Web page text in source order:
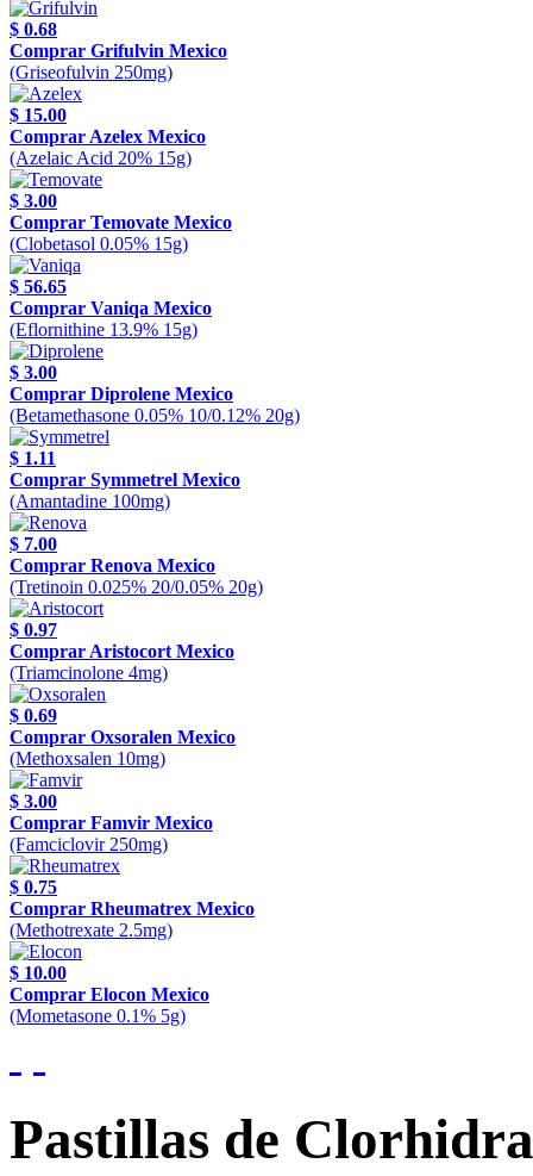
$ 0.68
Comprar Grifulvin Mexico
(Griseofulvin 250mg)
$ 15.00
Comprar Azelex Mexico
(Azelaic Acid 20% 15g)
$ 3.00
Comprar Temovate Mexico
(Clobetasol 0.05% 15g)
$ 56.65
Comprar Vaniqa Mexico
(Eflornithine 13.9% 15g)
$ 3.00
Comprar Diprolene Mexico
(Betamethasone 0.05% 10/0.12% 20g)
$ 1.11
Comprar Symmetrel Mexico
(Amantadine 100mg)
$ 7.00
Comprar Renova Mexico
(Tretinoin 0.025% 20/0.05% 20g)
$ 0.97
Comprar Aristocort Mexico
(Triamcinolone 4mg)
$ 0.69
Comprar Oxsoralen Mexico
(Methoxsalen 10mg)
$ 3.00
Comprar Famvir Mexico
(Famciclovir 250mg)
$ 0.75
Comprar Rheumatrex Mexico
(Methotrexate 2.5mg)
$ 10.00
Comprar Elocon Mexico
(Mometasone 0.1% 5g)
Pastillas de